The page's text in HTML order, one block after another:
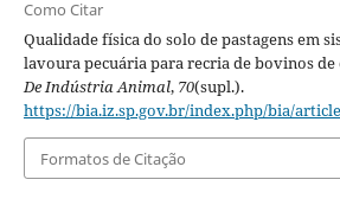
Como Citar
Qualidade física do solo de pastagens em
lavoura pecuária para recria de bovinos de
De Indústria Animal, 70(supl.).
https://bia.iz.sp.gov.br/index.php/bia/
Formatos de Citação